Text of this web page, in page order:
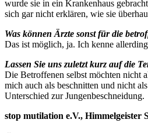
wurde sie in ein Krankenhaus
sich gar nicht erklären, wie sie
Was können Ärzte sonst für die
Das ist möglich, ja. Ich kenne
Lassen Sie uns zuletzt kurz auf die
Die Betroffenen selbst möchten nicht
mich auch als beschnitten und nicht
Unterschied zur Jungenbeschneidung.
stop mutilation e.V., Himmelgeister